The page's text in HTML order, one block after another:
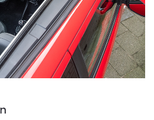
Vanaf € 56.570,-